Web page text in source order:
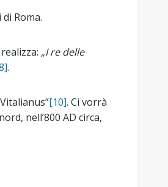
Roma.
„I re delle
.
[10]. Ci vorrà
nell’800 AD circa,